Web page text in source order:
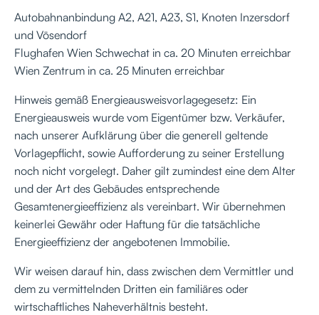
Autobahnanbindung A2, A21, A23, S1, Knoten Inzersdorf
und Vösendorf
Flughafen Wien Schwechat in ca. 20 Minuten erreichbar
Wien Zentrum in ca. 25 Minuten erreichbar
Hinweis gemäß Energieausweisvorlagegesetz: Ein
Energieausweis wurde vom Eigentümer bzw. Verkäufer,
nach unserer Aufklärung über die generell geltende
Vorlagepflicht, sowie Aufforderung zu seiner Erstellung
noch nicht vorgelegt. Daher gilt zumindest eine dem Alter
und der Art des Gebäudes entsprechende
Gesamtenergieeffizienz als vereinbart. Wir übernehmen
keinerlei Gewähr oder Haftung für die tatsächliche
Energieeffizienz der angebotenen Immobilie.
Wir weisen darauf hin, dass zwischen dem Vermittler und
dem zu vermittelnden Dritten ein familiäres oder
wirtschaftliches Naheverhältnis besteht.